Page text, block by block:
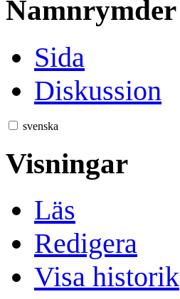
Namnrymder
Sida
Diskussion
svenska
Visningar
Läs
Redigera
Visa historik